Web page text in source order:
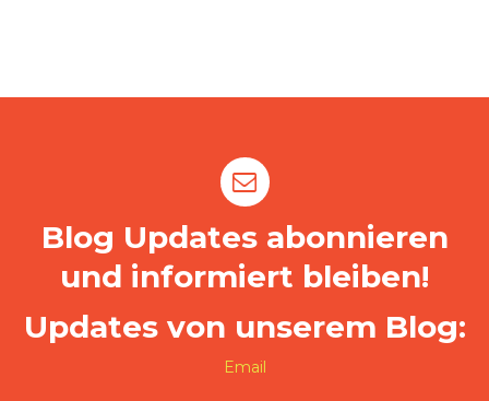
Blog Updates abonnieren
und informiert bleiben!
Updates von unserem Blog:
Email